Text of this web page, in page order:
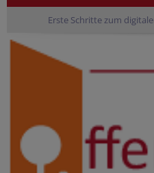
Erste Schritte zum